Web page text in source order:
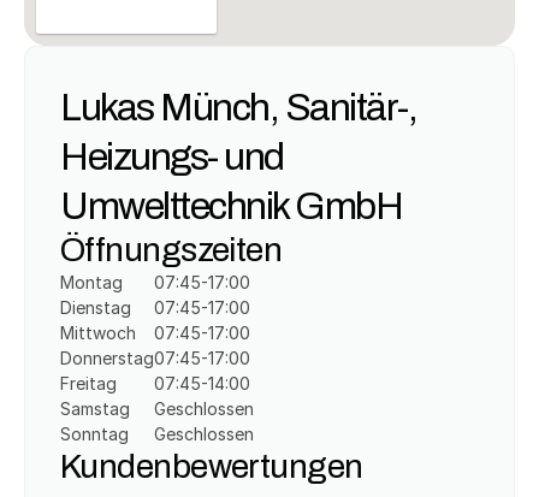
Lukas Münch, Sanitär-,
Heizungs- und
Umwelttechnik GmbH
Öffnungszeiten
Montag
Dienstag
Mittwoch
Donnerstag
Freitag
Samstag
Sonntag
07:45-17:00
07:45-17:00
07:45-17:00
07:45-17:00
07:45-14:00
Geschlossen
Geschlossen
Kundenbewertungen